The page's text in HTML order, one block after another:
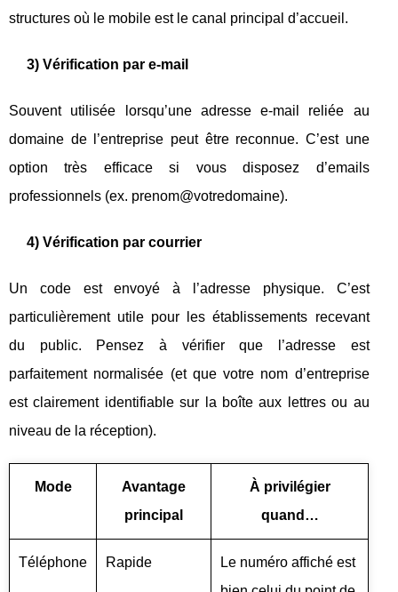
structures où le mobile est le canal principal d’accueil.
3) Vérification par e-mail
Souvent utilisée lorsqu’une adresse e-mail reliée au
domaine de l’entreprise peut être reconnue. C’est une
option très efficace si vous disposez d’emails
professionnels (ex. prenom@votredomaine).
4) Vérification par courrier
Un code est envoyé à l’adresse physique. C’est
particulièrement utile pour les établissements recevant
du public. Pensez à vérifier que l’adresse est
parfaitement normalisée (et que votre nom d’entreprise
est clairement identifiable sur la boîte aux lettres ou au
niveau de la réception).
Mode
Avantage
principal
À privilégier
quand…
Téléphone Rapide
Le numéro affiché est